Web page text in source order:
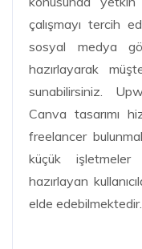
çalışmayı tercih
sosyal medya
hazırlayarak
sunabilirsiniz.
Canva tasarımı
freelancer
küçük
hazırlayan
elde edebilmektedir.